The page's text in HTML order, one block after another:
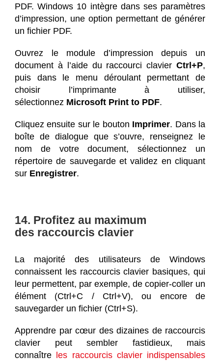
PDF. Windows 10 intègre dans ses paramètres
d’impression, une option permettant de générer
un fichier PDF.
Ouvrez le module d’impression depuis un
document à l’aide du raccourci clavier Ctrl+P,
puis dans le menu déroulant permettant de
choisir l’imprimante à utiliser,
sélectionnez Microsoft Print to PDF.
Cliquez ensuite sur le bouton Imprimer. Dans la
boîte de dialogue que s’ouvre, renseignez le
nom de votre document, sélectionnez un
répertoire de sauvegarde et validez en cliquant
sur Enregistrer.
14. Profitez au maximum
des raccourcis clavier
La majorité des utilisateurs de Windows
connaissent les raccourcis clavier basiques, qui
leur permettent, par exemple, de copier-coller un
élément (Ctrl+C / Ctrl+V), ou encore de
sauvegarder un fichier (Ctrl+S).
Apprendre par cœur des dizaines de raccourcis
clavier peut sembler fastidieux, mais
connaître
les raccourcis clavier indispensables